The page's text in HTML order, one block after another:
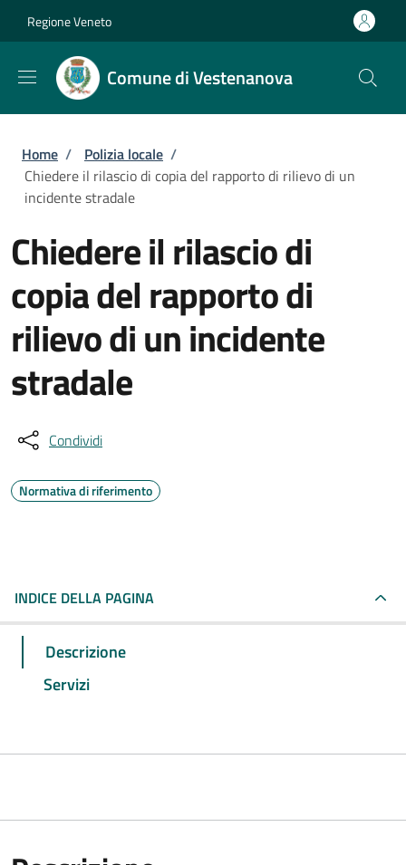
Regione Veneto
Comune di Vestenanova
Briciole di pane
Home / Polizia locale /
Chiedere il rilascio di copia del rapporto di rilievo di un
incidente stradale
Chiedere il rilascio di
copia del rapporto di
rilievo di un incidente
stradale
Condividi
Normativa di riferimento
INDICE DELLA PAGINA
Descrizione
Servizi